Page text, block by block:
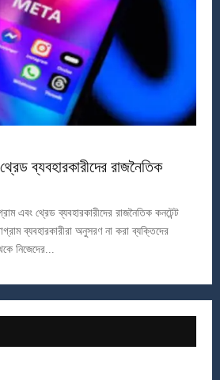
ব্যবহারকারীদের রাজনৈতিক
এবং থ্রেড ব্যবহারকারীদের রাজনৈতিক কনটেন্ট
ব্যবহারকারীরা অনুসরণ না করা ব্যক্তিদের
নিজেদের...